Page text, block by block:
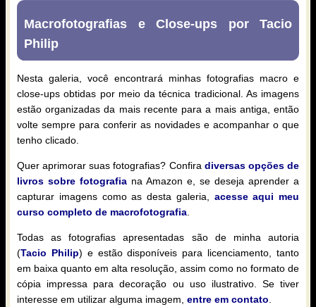
Macrofotografias e Close-ups por Tacio
Philip
Nesta galeria, você encontrará minhas fotografias macro e
close-ups obtidas por meio da técnica tradicional. As imagens
estão organizadas da mais recente para a mais antiga, então
volte sempre para conferir as novidades e acompanhar o que
tenho clicado.
Quer aprimorar suas fotografias? Confira diversas opções de
livros sobre fotografia na Amazon e, se deseja aprender a
capturar imagens como as desta galeria, acesse aqui meu
curso completo de macrofotografia
Todas as fotografias apresentadas são de minha autoria
(Tacio Philip) e estão disponíveis para licenciamento, tanto
em baixa quanto em alta resolução, assim como no formato de
cópia impressa para decoração ou uso ilustrativo. Se tiver
interesse em utilizar alguma imagem, entre em contato